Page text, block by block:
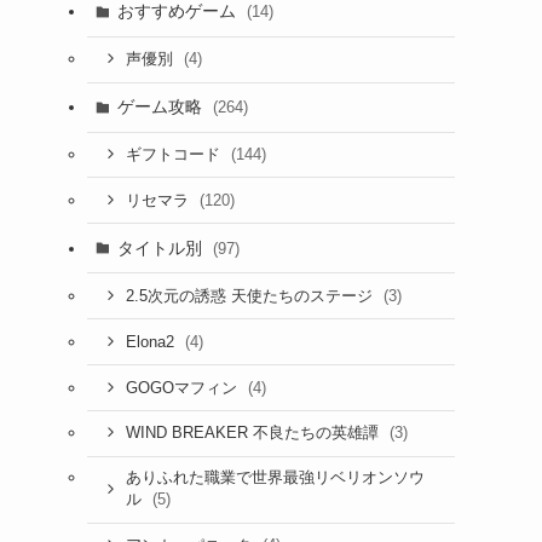
おすすめゲーム (14)
声優別 (4)
ゲーム攻略 (264)
ギフトコード (144)
リセマラ (120)
タイトル別 (97)
2.5次元の誘惑 天使たちのステージ (3)
Elona2 (4)
GOGOマフィン (4)
WIND BREAKER 不良たちの英雄譚 (3)
ありふれた職業で世界最強リベリオンソウ
ル
(5)